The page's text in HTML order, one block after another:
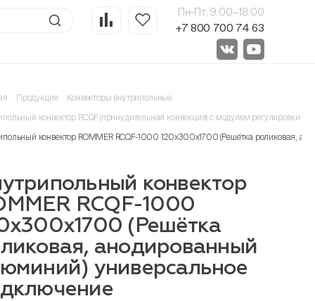
Пн-Пт, 9:00—18:00
+7 800 700 74 63
Продукция Конвекторы внутрипольные
конвектор RCQF (принудительная конвекция) с модулем регулировки
конвектор ROMMER RCQF-1000 120х300х1700 (Решётка роликовая,
конвектор
RCQF-1000
(Решётка
анодированный
универсальное